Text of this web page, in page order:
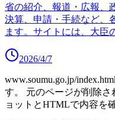
省の紹介、報道・広報、
決算、申請・手続など、
ます。サイトには、大臣
2026/4/7
www.soumu.go.jp/index.html
す。
元のページが削除
ョットとHTMLで内容を